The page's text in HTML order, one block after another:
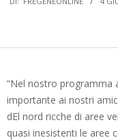
“Nel nostro programma
importante ai nostri
dEl nord ricche di aree
quasi inesistenti le aree